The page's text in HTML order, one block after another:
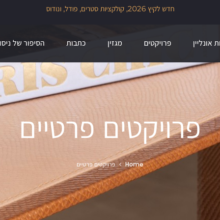
זמן להכניס הביתה גם קצת עיצוב מהעולם, 30% הנחה על מגוון מותגי הייבוא
שלנו לזמן מוגבל
אונליין פרויקטים מגזין כתבות הסיפור של ניסו
פרויקטים פרטיים
Home פרויקטים פרטיים